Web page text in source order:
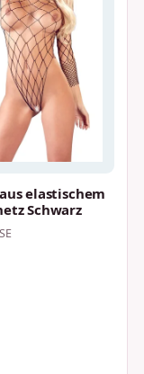
elastischem
Schwarz